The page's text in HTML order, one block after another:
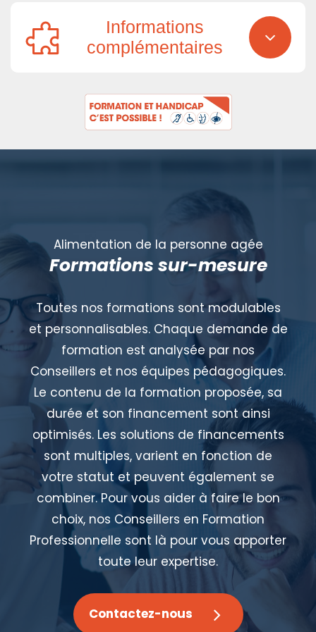
Informations
complémentaires
Alimentation de la personne agée
Formations sur-mesure
Toutes nos formations sont modulables
et personnalisables. Chaque demande de
formation est analysée par nos
Conseillers et nos équipes pédagogiques.
Le contenu de la formation proposée, sa
durée et son financement sont ainsi
optimisés. Les solutions de financements
sont multiples, varient en fonction de
votre statut et peuvent également se
combiner. Pour vous aider à faire le bon
choix, nos Conseillers en Formation
Professionnelle sont là pour vous apporter
toute leur expertise.
Contactez-nous